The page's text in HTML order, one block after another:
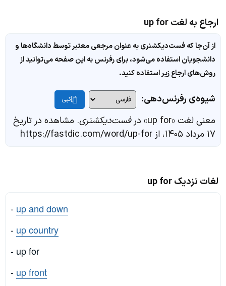
ارجاع به لغت up for
از آن‌جا که فست‌دیکشنری به عنوان مرجعی معتبر توسط دانشگاه‌ها و
دانشجویان استفاده می‌شود، برای رفرنس به این صفحه می‌توانید از
روش‌های ارجاع زیر استفاده کنید.
شیوه‌ی رفرنس‌دهی: کپی
معنی لغت «up for» در فست‌دیکشنری. مشاهده در تاریخ
۱۷ مرداد ۱۴۰۵، از https://fastdic.com/word/up-for
لغات نزدیک up for
- up and down
- up country
- up for
- up front